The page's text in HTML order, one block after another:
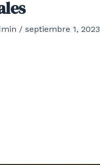
/ septiembre 1, 2023